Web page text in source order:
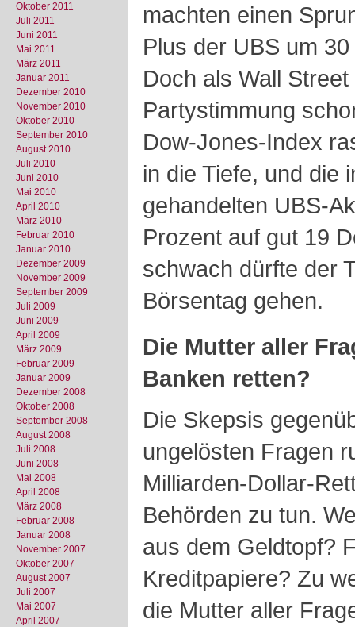
Oktober 2011
Juli 2011
Juni 2011
Mai 2011
März 2011
Januar 2011
Dezember 2010
November 2010
Oktober 2010
September 2010
August 2010
Juli 2010
Juni 2010
Mai 2010
April 2010
März 2010
Februar 2010
Januar 2010
Dezember 2009
November 2009
September 2009
Juli 2009
Juni 2009
April 2009
März 2009
Februar 2009
Januar 2009
Dezember 2008
Oktober 2008
September 2008
August 2008
Juli 2008
Juni 2008
Mai 2008
April 2008
März 2008
Februar 2008
Januar 2008
November 2007
Oktober 2007
August 2007
Juli 2007
Mai 2007
April 2007
machten einen
Plus der UBS um
Doch als Wall
Partystimmung
Dow-Jones-Index
in die Tiefe, und die
gehandelten UBS-
Prozent auf gut 19
schwach dürfte der
Börsentag gehen.
Die Mutter aller
Banken retten?
Die Skepsis
ungelösten Fragen
Milliarden-Dollar-
Behörden zu tun.
aus dem Geldtopf?
Kreditpapiere? Zu
die Mutter aller